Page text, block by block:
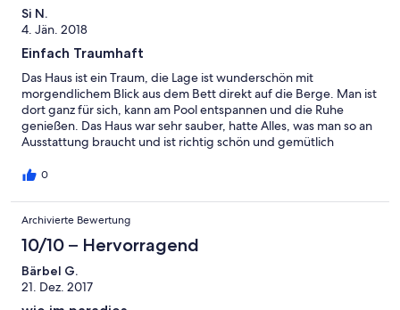
Si N.
4. Jän. 2018
Einfach Traumhaft
Das Haus ist ein Traum, die Lage ist wunderschön mit
morgendlichem Blick aus dem Bett direkt auf die Berge. Man ist
dort ganz für sich, kann am Pool entspannen und die Ruhe
genießen. Das Haus war sehr sauber, hatte Alles, was man so an
Ausstattung braucht und ist richtig schön und gemütlich
Wandern kann man aufgrund der bergigen Gegend dort
dort und hatten durchgehend schönes, sonniges Wetter.
0
Archivierte Bewertung
10/10 – Hervorragend
Bärbel G.
21. Dez. 2017